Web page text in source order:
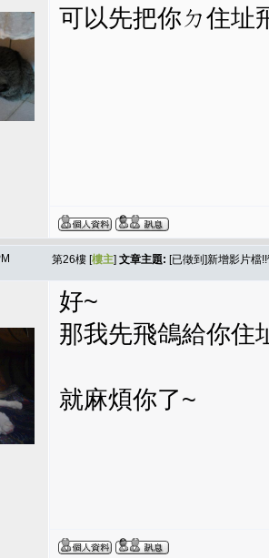
可以先把你ㄉ住址
第26樓 [樓主] 文章主題: [已徵到]新增影片檔
好~
那我先飛鴿給你住
就麻煩你了~